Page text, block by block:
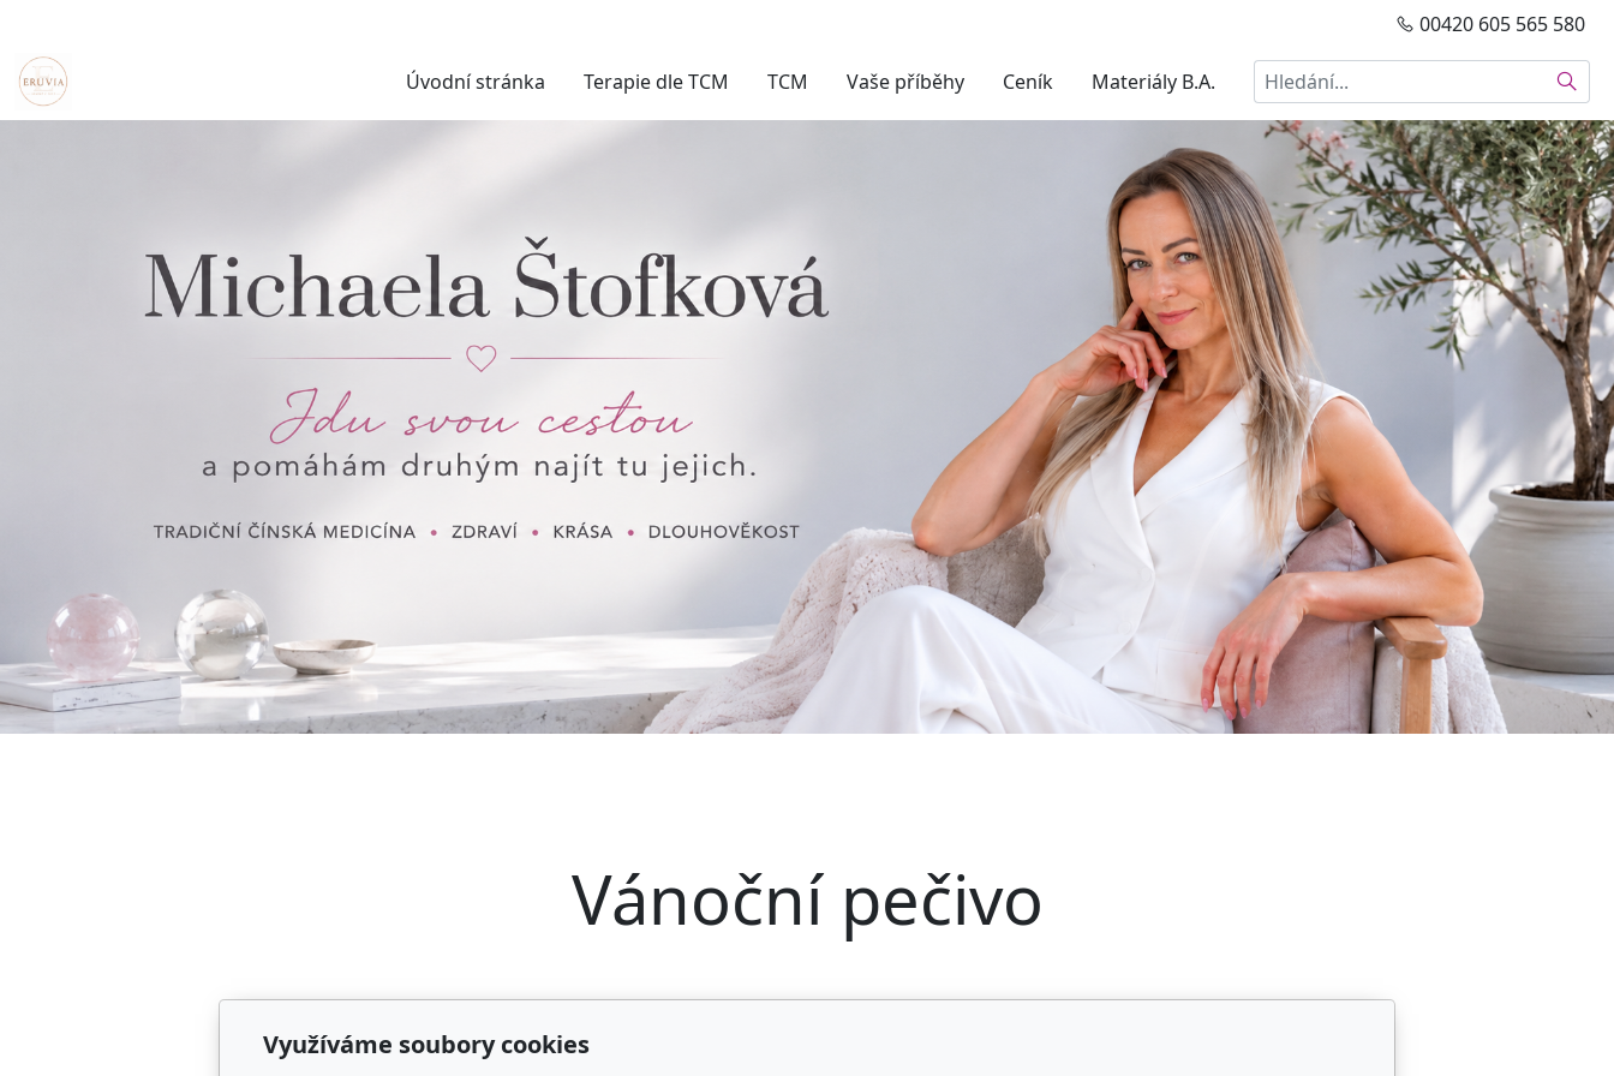
00420 605 565 580
Úvodní stránka Terapie dle TCM TCM Vaše příběhy Ceník Materiály B.A. Hledat
Vánoční pečivo
Využíváme soubory cookies